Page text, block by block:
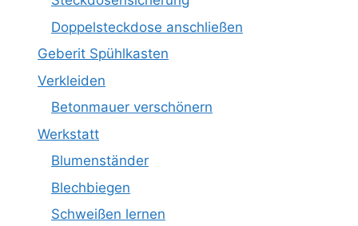
Doppelsteckdose anschließen
Geberit Spühlkasten
Verkleiden
Betonmauer verschönern
Werkstatt
Blumenständer
Blechbiegen
Schweißen lernen